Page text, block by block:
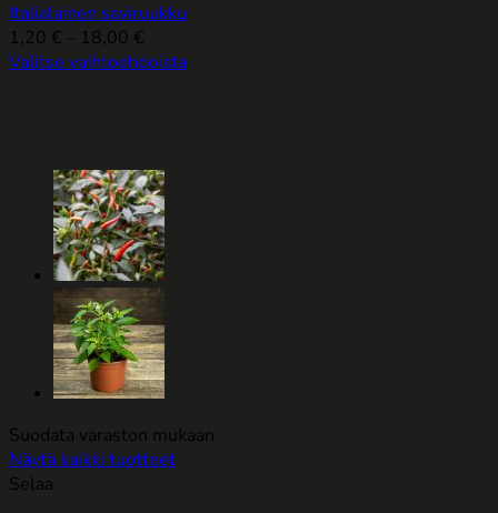
Italialainen saviruukku
1,20 € 18,00 €
1,20 €
Valitse vaihtoehdoista
muunnelma.
valinnat
tuotteen
sivulla.
Suodata varaston mukaan
Näytä kaikki tuotteet
Selaa